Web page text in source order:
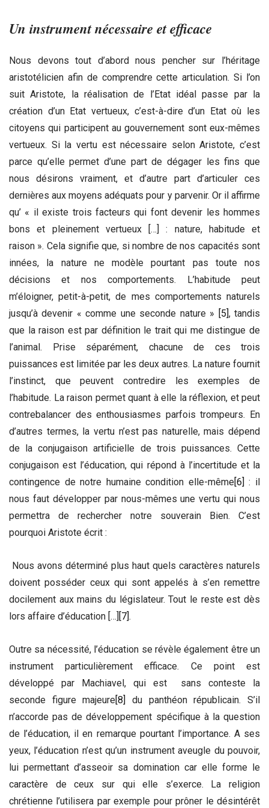
Un instrument nécessaire et efficace
Nous devons tout d’abord nous pencher sur l’héritage
aristotélicien afin de comprendre cette articulation. Si l’on
suit Aristote, la réalisation de l’Etat idéal passe par la
création d’un Etat vertueux, c’est-à-dire d’un Etat où les
citoyens qui participent au gouvernement sont eux-mêmes
vertueux. Si la vertu est nécessaire selon Aristote, c’est
parce qu’elle permet d’une part de dégager les fins que
nous désirons vraiment, et d’autre part d’articuler ces
dernières aux moyens adéquats pour y parvenir. Or il affirme
qu’ « il existe trois facteurs qui font devenir les hommes
bons et pleinement vertueux […] : nature, habitude et
raison ». Cela signifie que, si nombre de nos capacités sont
innées, la nature ne modèle pourtant pas toute nos
décisions et nos comportements. L’habitude peut
m’éloigner, petit-à-petit, de mes comportements naturels
jusqu’à devenir « comme une seconde nature » [5], tandis
que la raison est par définition le trait qui me distingue de
l’animal. Prise séparément, chacune de ces trois
puissances est limitée par les deux autres. La nature fournit
l’instinct, que peuvent contredire les exemples de
l’habitude. La raison permet quant à elle la réflexion, et peut
contrebalancer des enthousiasmes parfois trompeurs. En
d’autres termes, la vertu n’est pas naturelle, mais dépend
de la conjugaison artificielle de trois puissances. Cette
conjugaison est l’éducation, qui répond à l’incertitude et la
contingence de notre humaine condition elle-même[6] : il
nous faut développer par nous-mêmes une vertu qui nous
permettra de rechercher notre souverain Bien. C’est
pourquoi Aristote écrit :
Nous avons déterminé plus haut quels caractères naturels
doivent posséder ceux qui sont appelés à s’en remettre
docilement aux mains du législateur. Tout le reste est dès
lors affaire d’éducation […] [7].
Outre sa nécessité, l’éducation se révèle également être un
instrument particulièrement efficace. Ce point est
développé par Machiavel, qui est sans conteste la
seconde figure majeure [8]
du panthéon républicain. S’il
n’accorde pas de développement spécifique à la question
de l’éducation, il en remarque pourtant l’importance. A ses
yeux, l’éducation n’est qu’un instrument aveugle du pouvoir,
lui permettant d’asseoir sa domination car elle forme le
caractère de ceux sur qui elle s’exerce. La religion
chrétienne l’utilisera par exemple pour prôner le désintérêt